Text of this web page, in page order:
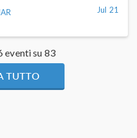
Jul 21
eventi su 83
TUTTO